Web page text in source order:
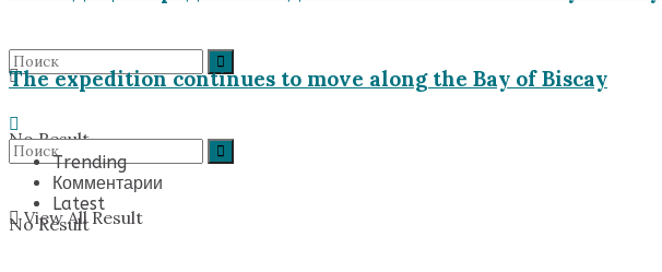
No Result
View All Result
No Result
The expedition continues to move along the Bay of Biscay
Trending
Комментарии
Latest